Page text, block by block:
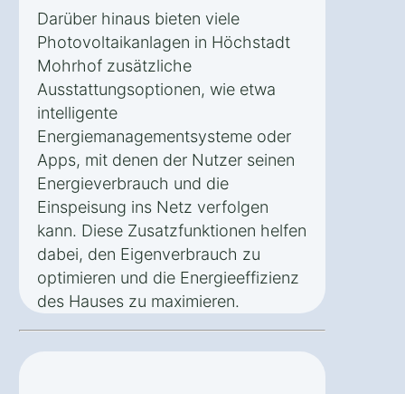
Darüber hinaus bieten viele
Photovoltaikanlagen in Höchstadt
Mohrhof zusätzliche
Ausstattungsoptionen, wie etwa
intelligente
Energiemanagementsysteme oder
Apps, mit denen der Nutzer seinen
Energieverbrauch und die
Einspeisung ins Netz verfolgen
kann. Diese Zusatzfunktionen helfen
dabei, den Eigenverbrauch zu
optimieren und die Energieeffizienz
des Hauses zu maximieren.